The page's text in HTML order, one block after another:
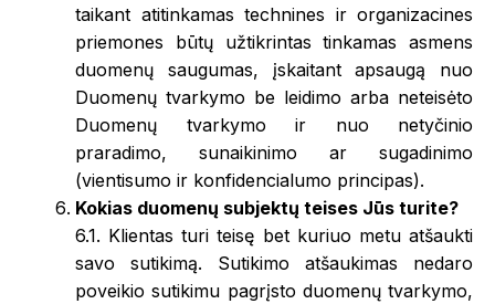
taikant atitinkamas technines ir organizacines
priemones būtų užtikrintas tinkamas asmens
duomenų saugumas, įskaitant apsaugą nuo
Duomenų tvarkymo be leidimo arba neteisėto
Duomenų tvarkymo ir nuo netyčinio
praradimo, sunaikinimo ar sugadinimo
(vientisumo ir konfidencialumo principas).
Kokias duomenų subjektų teises Jūs turite?
6.1. Klientas turi teisę bet kuriuo metu atšaukti
savo sutikimą. Sutikimo atšaukimas nedaro
poveikio sutikimu pagrįsto duomenų tvarkymo,